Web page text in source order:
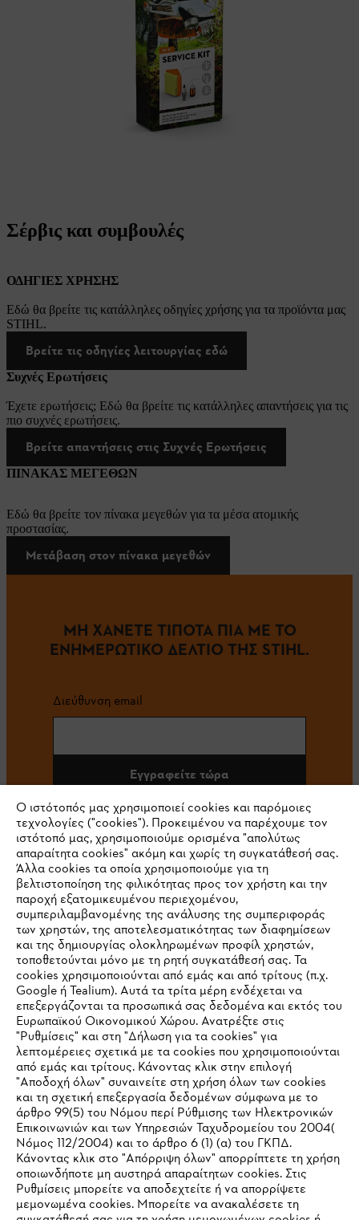
Σέρβις και συμβουλές
ΟΔΗΓΙΕΣ ΧΡΗΣΗΣ
Εδώ θα βρείτε τις κατάλληλες οδηγίες χρήσης για τα προϊόντα μας
STIHL.
Βρείτε τις οδηγίες λειτουργίας εδώ
Συχνές Ερωτήσεις
Έχετε ερωτήσεις; Εδώ θα βρείτε τις κατάλληλες απαντήσεις για τις
πιο συχνές ερωτήσεις.
Βρείτε απαντήσεις στις Συχνές Ερωτήσεις
ΠΙΝΑΚΑΣ ΜΕΓΕΘΩΝ
Εδώ θα βρείτε τον πίνακα μεγεθών για τα μέσα ατομικής
προστασίας.
Μετάβαση στον πίνακα μεγεθών
ΜΗ ΧΑΝΕΤΕ ΤΙΠΟΤΑ ΠΙΑ ΜΕ ΤΟ
ΕΝΗΜΕΡΩΤΙΚΟ ΔΕΛΤΙΟ ΤΗΣ STIHL.
Διεύθυνση email
Εγγραφείτε τώρα
#STIHL
Εταιρεία
STIHL Συχνές ερωτήσεις
Service
Πολιτική απορρήτου Νομικό κείμενο Cookies
IHR BROWSER WIRD NICHT
UNTERSTÜTZT
Sie nutzen einen Browser, den wir noch nicht unterstützen. Für
Ο ιστότοπός μας χρησιμοποιεί cookies και παρόμοιες
τεχνολογίες ("cookies"). Προκειμένου να παρέχουμε τον
ιστότοπό μας, χρησιμοποιούμε ορισμένα "απολύτως
απαραίτητα cookies" ακόμη και χωρίς τη συγκατάθεσή σας.
Άλλα cookies τα οποία χρησιμοποιούμε για τη
βελτιστοποίηση της φιλικότητας προς τον χρήστη και την
παροχή εξατομικευμένου περιεχομένου,
συμπεριλαμβανομένης της ανάλυσης της συμπεριφοράς
των χρηστών, της αποτελεσματικότητας των διαφημίσεων
και της δημιουργίας ολοκληρωμένων προφίλ χρηστών,
τοποθετούνται μόνο με τη ρητή συγκατάθεσή σας. Τα
cookies χρησιμοποιούνται από εμάς και από τρίτους (π.χ.
Google ή Tealium). Αυτά τα τρίτα μέρη ενδέχεται να
επεξεργάζονται τα προσωπικά σας δεδομένα και εκτός του
Ευρωπαϊκού Οικονομικού Χώρου. Ανατρέξτε στις
"Ρυθμίσεις" και στη "Δήλωση για τα cookies" για
λεπτομέρειες σχετικά με τα cookies που χρησιμοποιούνται
από εμάς και τρίτους. Κάνοντας κλικ στην επιλογή
"Αποδοχή όλων" συναινείτε στη χρήση όλων των cookies
και τη σχετική επεξεργασία δεδομένων σύμφωνα με το
άρθρο 99(5) του Νόμου περί Ρύθμισης των Ηλεκτρονικών
Επικοινωνιών και των Υπηρεσιών Ταχυδρομείου του 2004(
Νόμος 112/2004) και το άρθρο 6 (1) (α) του ΓΚΠΔ.
Κάνοντας κλικ στο "Απόρριψη όλων" απορρίπτετε τη χρήση
οποιωνδήποτε μη αυστηρά απαραίτητων cookies. Στις
Ρυθμίσεις μπορείτε να αποδεχτείτε ή να απορρίψετε
μεμονωμένα cookies. Μπορείτε να ανακαλέσετε τη